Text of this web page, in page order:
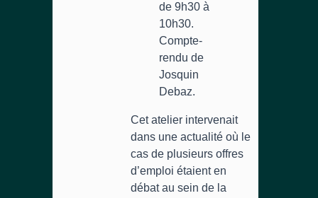
de 9h30 à
10h30.
Compte-
rendu de
Josquin
Debaz.
Cet atelier intervenait
dans une actualité où le
cas de plusieurs offres
d’emploi étaient en
débat au sein de la